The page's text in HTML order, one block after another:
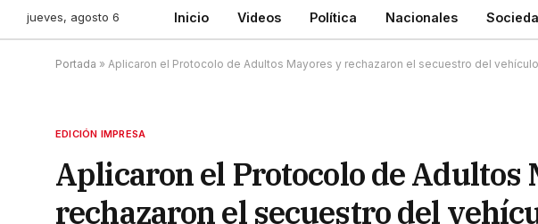
jueves, agosto 6 Inicio Videos Política Nacionales
Portada » Aplicaron el Protocolo de Adultos Mayores y rechazaron el secuestro del
EDICIÓN IMPRESA
Aplicaron el Protocolo de Adultos
rechazaron el secuestro del